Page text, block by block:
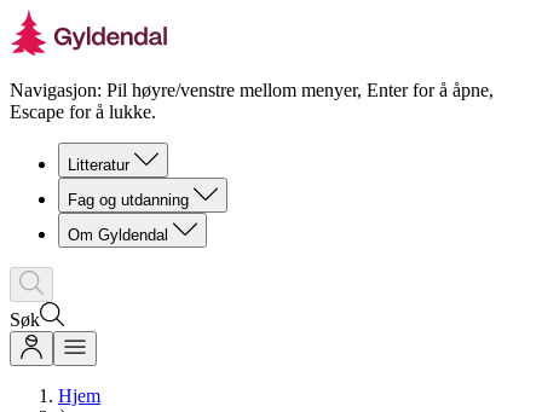
Navigasjon: Pil høyre/venstre mellom menyer, Enter for å åpne,
Escape for å lukke.
Litteratur
Fag og utdanning
Om Gyldendal
Søk
Hjem